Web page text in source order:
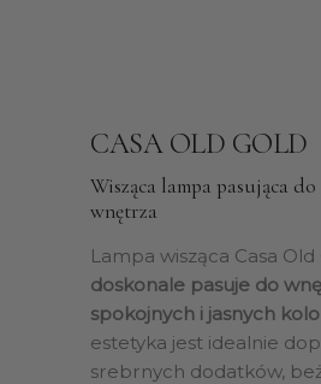
CASA OLD GOLD
Wisząca lampa pasująca
wnętrza
Lampa wisząca Casa Old
doskonale pasuje do
spokojnych i jasnych
estetyka jest idealnie
srebrnych dodatków,